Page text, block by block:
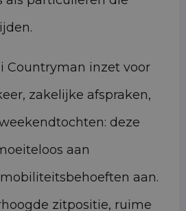
Countryman inzet voor
zakelijke afspraken,
deze
aan
aan.
zitpositie, ruime